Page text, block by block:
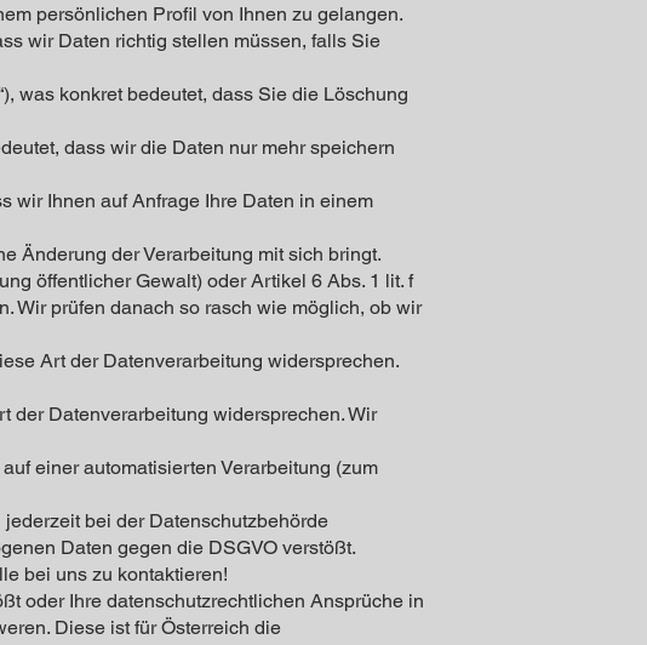
persönlichen Profil von Ihnen zu gelangen.
wir Daten richtig stellen müssen, falls Sie
was konkret bedeutet, dass Sie die Löschung
dass wir die Daten nur mehr speichern
wir Ihnen auf Anfrage Ihre Daten in einem
Änderung der Verarbeitung mit sich bringt.
öffentlicher Gewalt) oder Artikel 6 Abs. 1 lit. f
Wir prüfen danach so rasch wie möglich, ob wir
Art der Datenverarbeitung widersprechen.
der Datenverarbeitung widersprechen. Wir
einer automatisierten Verarbeitung (zum
bei der Datenschutzbehörde
Daten gegen die DSGVO verstößt.
bei uns zu kontaktieren!
oder Ihre datenschutzrechtlichen Ansprüche in
Diese ist für Österreich die